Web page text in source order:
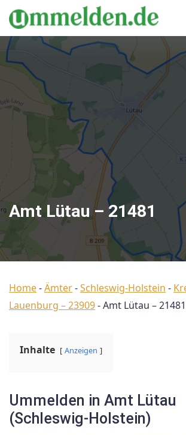
Amt Lütau – 21481
Home-Ämter-Schleswig-Holstein -
Lauenburg – 23909-Amt Lütau – 21481
Inhalte Anzeigen
Ummelden in Amt Lütau
(Schleswig-Holstein)